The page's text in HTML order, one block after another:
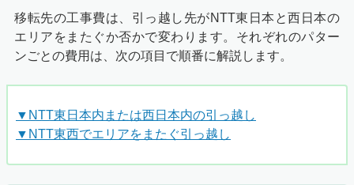
移転先の工事費は、引っ越し先がNTT東日本と西日本の
エリアをまたぐか否かで変わります。それぞれのパター
ンごとの費用は、次の項目で順番に解説します。
▼NTT東日本内または西日本内の引っ越し
▼NTT東西でエリアをまたぐ引っ越し